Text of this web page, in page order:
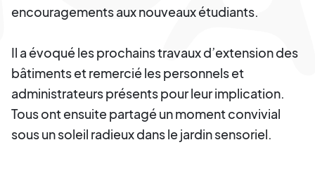
encouragements aux nouveaux étudiants.
Il a évoqué les prochains travaux d’extension des
bâtiments et remercié les personnels et
administrateurs présents pour leur implication.
Tous ont ensuite partagé un moment convivial
sous un soleil radieux dans le jardin sensoriel.